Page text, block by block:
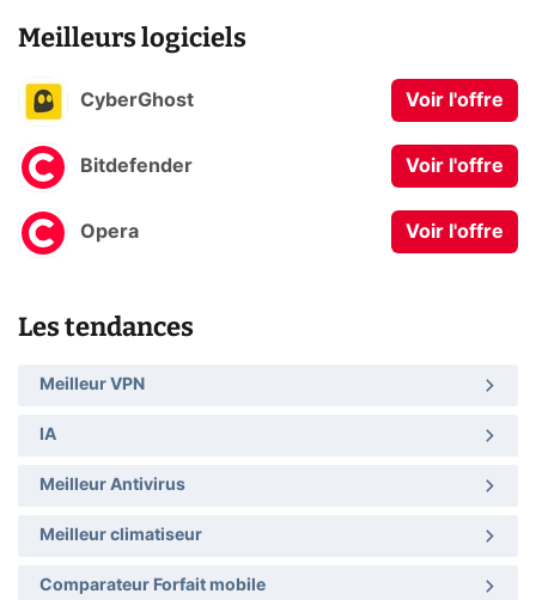
Meilleurs logiciels
CyberGhost Voir l'offre
Bitdefender Voir l'offre
Opera Voir l'offre
Les tendances
Meilleur VPN
IA
Meilleur Antivirus
Meilleur climatiseur
Comparateur Forfait mobile